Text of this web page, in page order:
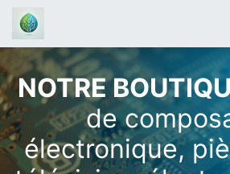
NOTRE
de
électronique,